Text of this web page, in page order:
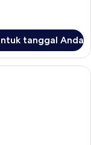
tanggal Anda
selimut bulu angsa,